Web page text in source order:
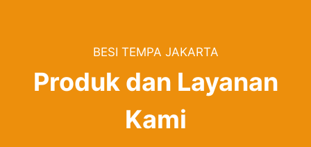
BESI TEMPA JAKARTA
Produk dan Layanan
Kami